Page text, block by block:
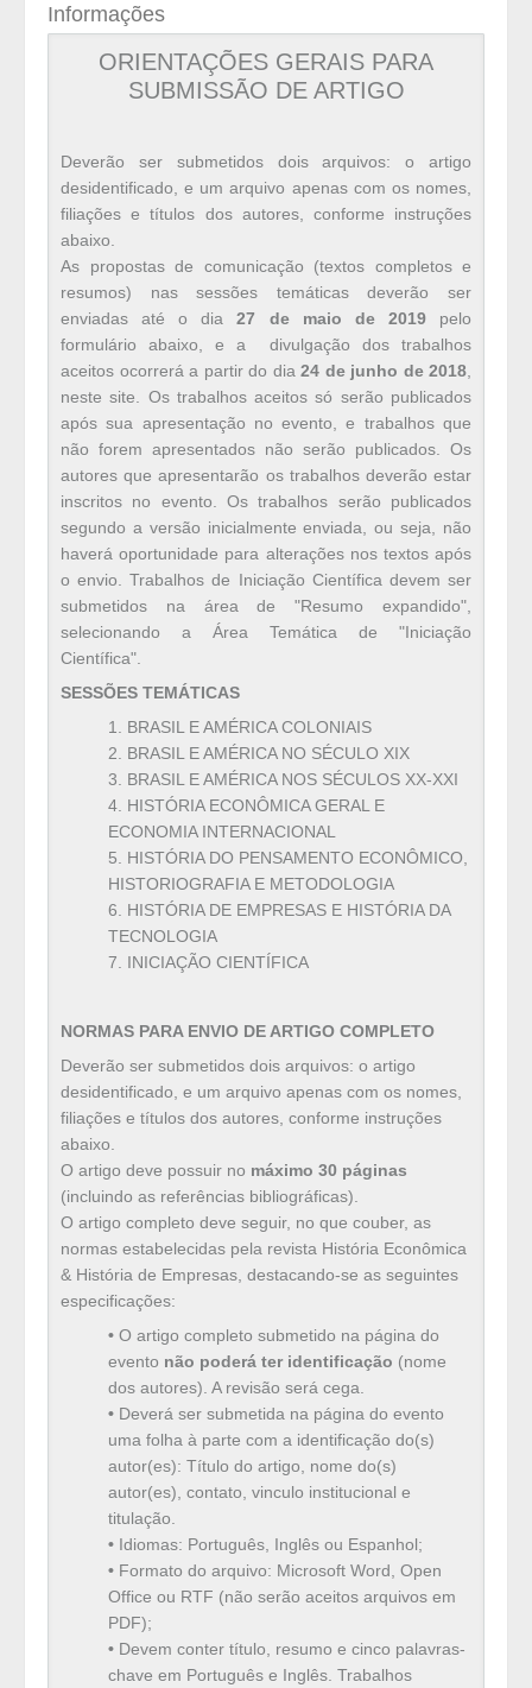
Informações
ORIENTAÇÕES GERAIS PARA
SUBMISSÃO DE ARTIGO
Deverão ser submetidos dois arquivos: o artigo
desidentificado, e um arquivo apenas com os nomes,
filiações e títulos dos autores, conforme instruções
abaixo.
As propostas de comunicação (textos completos e
resumos) nas sessões temáticas deverão ser
enviadas até o dia27 de maio de 2019pelo
formulário abaixo, e a
divulgação dos trabalhos
aceitos ocorrerá a partir do dia 24 de junho de 2018
neste site. Os trabalhos aceitos só serão publicados
após sua apresentação no evento, e trabalhos que
não forem apresentados não serão publicados. Os
autores que apresentarão os trabalhos deverão estar
inscritos no evento. Os trabalhos serão publicados
segundo a versão inicialmente enviada, ou seja, não
haverá oportunidade para alterações nos textos após
o envio.Trabalhos de Iniciação Científica devem ser
submetidos na área de "Resumo expandido",
selecionando a Área Temática de "Iniciação
Científica".
SESSÕES TEMÁTICAS
1. BRASIL E AMÉRICA COLONIAIS
2. BRASIL E AMÉRICA NO SÉCULO XIX
3. BRASIL E AMÉRICA NOS SÉCULOS XX-XXI
4. HISTÓRIA ECONÔMICA GERAL E
ECONOMIA INTERNACIONAL
5. HISTÓRIA DO PENSAMENTO ECONÔMICO,
HISTORIOGRAFIA E METODOLOGIA
6. HISTÓRIA DE EMPRESAS E HISTÓRIA DA
TECNOLOGIA
7. INICIAÇÃO CIENTÍFICA
NORMAS PARA ENVIO DE ARTIGO COMPLETO
Deverão ser submetidos dois arquivos: o artigo
desidentificado, e um arquivo apenas com os nomes,
filiações e títulos dos autores, conforme instruções
abaixo.
O artigo deve possuir no máximo 30 páginas
(incluindo as referências bibliográficas).
O artigo completo deve seguir, no que couber, as
normas estabelecidas pela revista História Econômica
& História de Empresas, destacando-se as seguintes
especificações:
• O artigo completo submetido na página do
evento não poderá ter identificação (nome
dos autores). A revisão será cega.
• Deverá ser submetida na página do evento
uma folha à parte com a identificação do(s)
autor(es): Título do artigo, nome do(s)
autor(es), contato, vinculo institucional e
titulação.
• Idiomas: Português, Inglês ou Espanhol;
• Formato do arquivo: Microsoft Word, Open
Office ou RTF (não serão aceitos arquivos em
PDF);
• Devem conter título, resumo e cinco palavras-
chave em Português e Inglês. Trabalhos